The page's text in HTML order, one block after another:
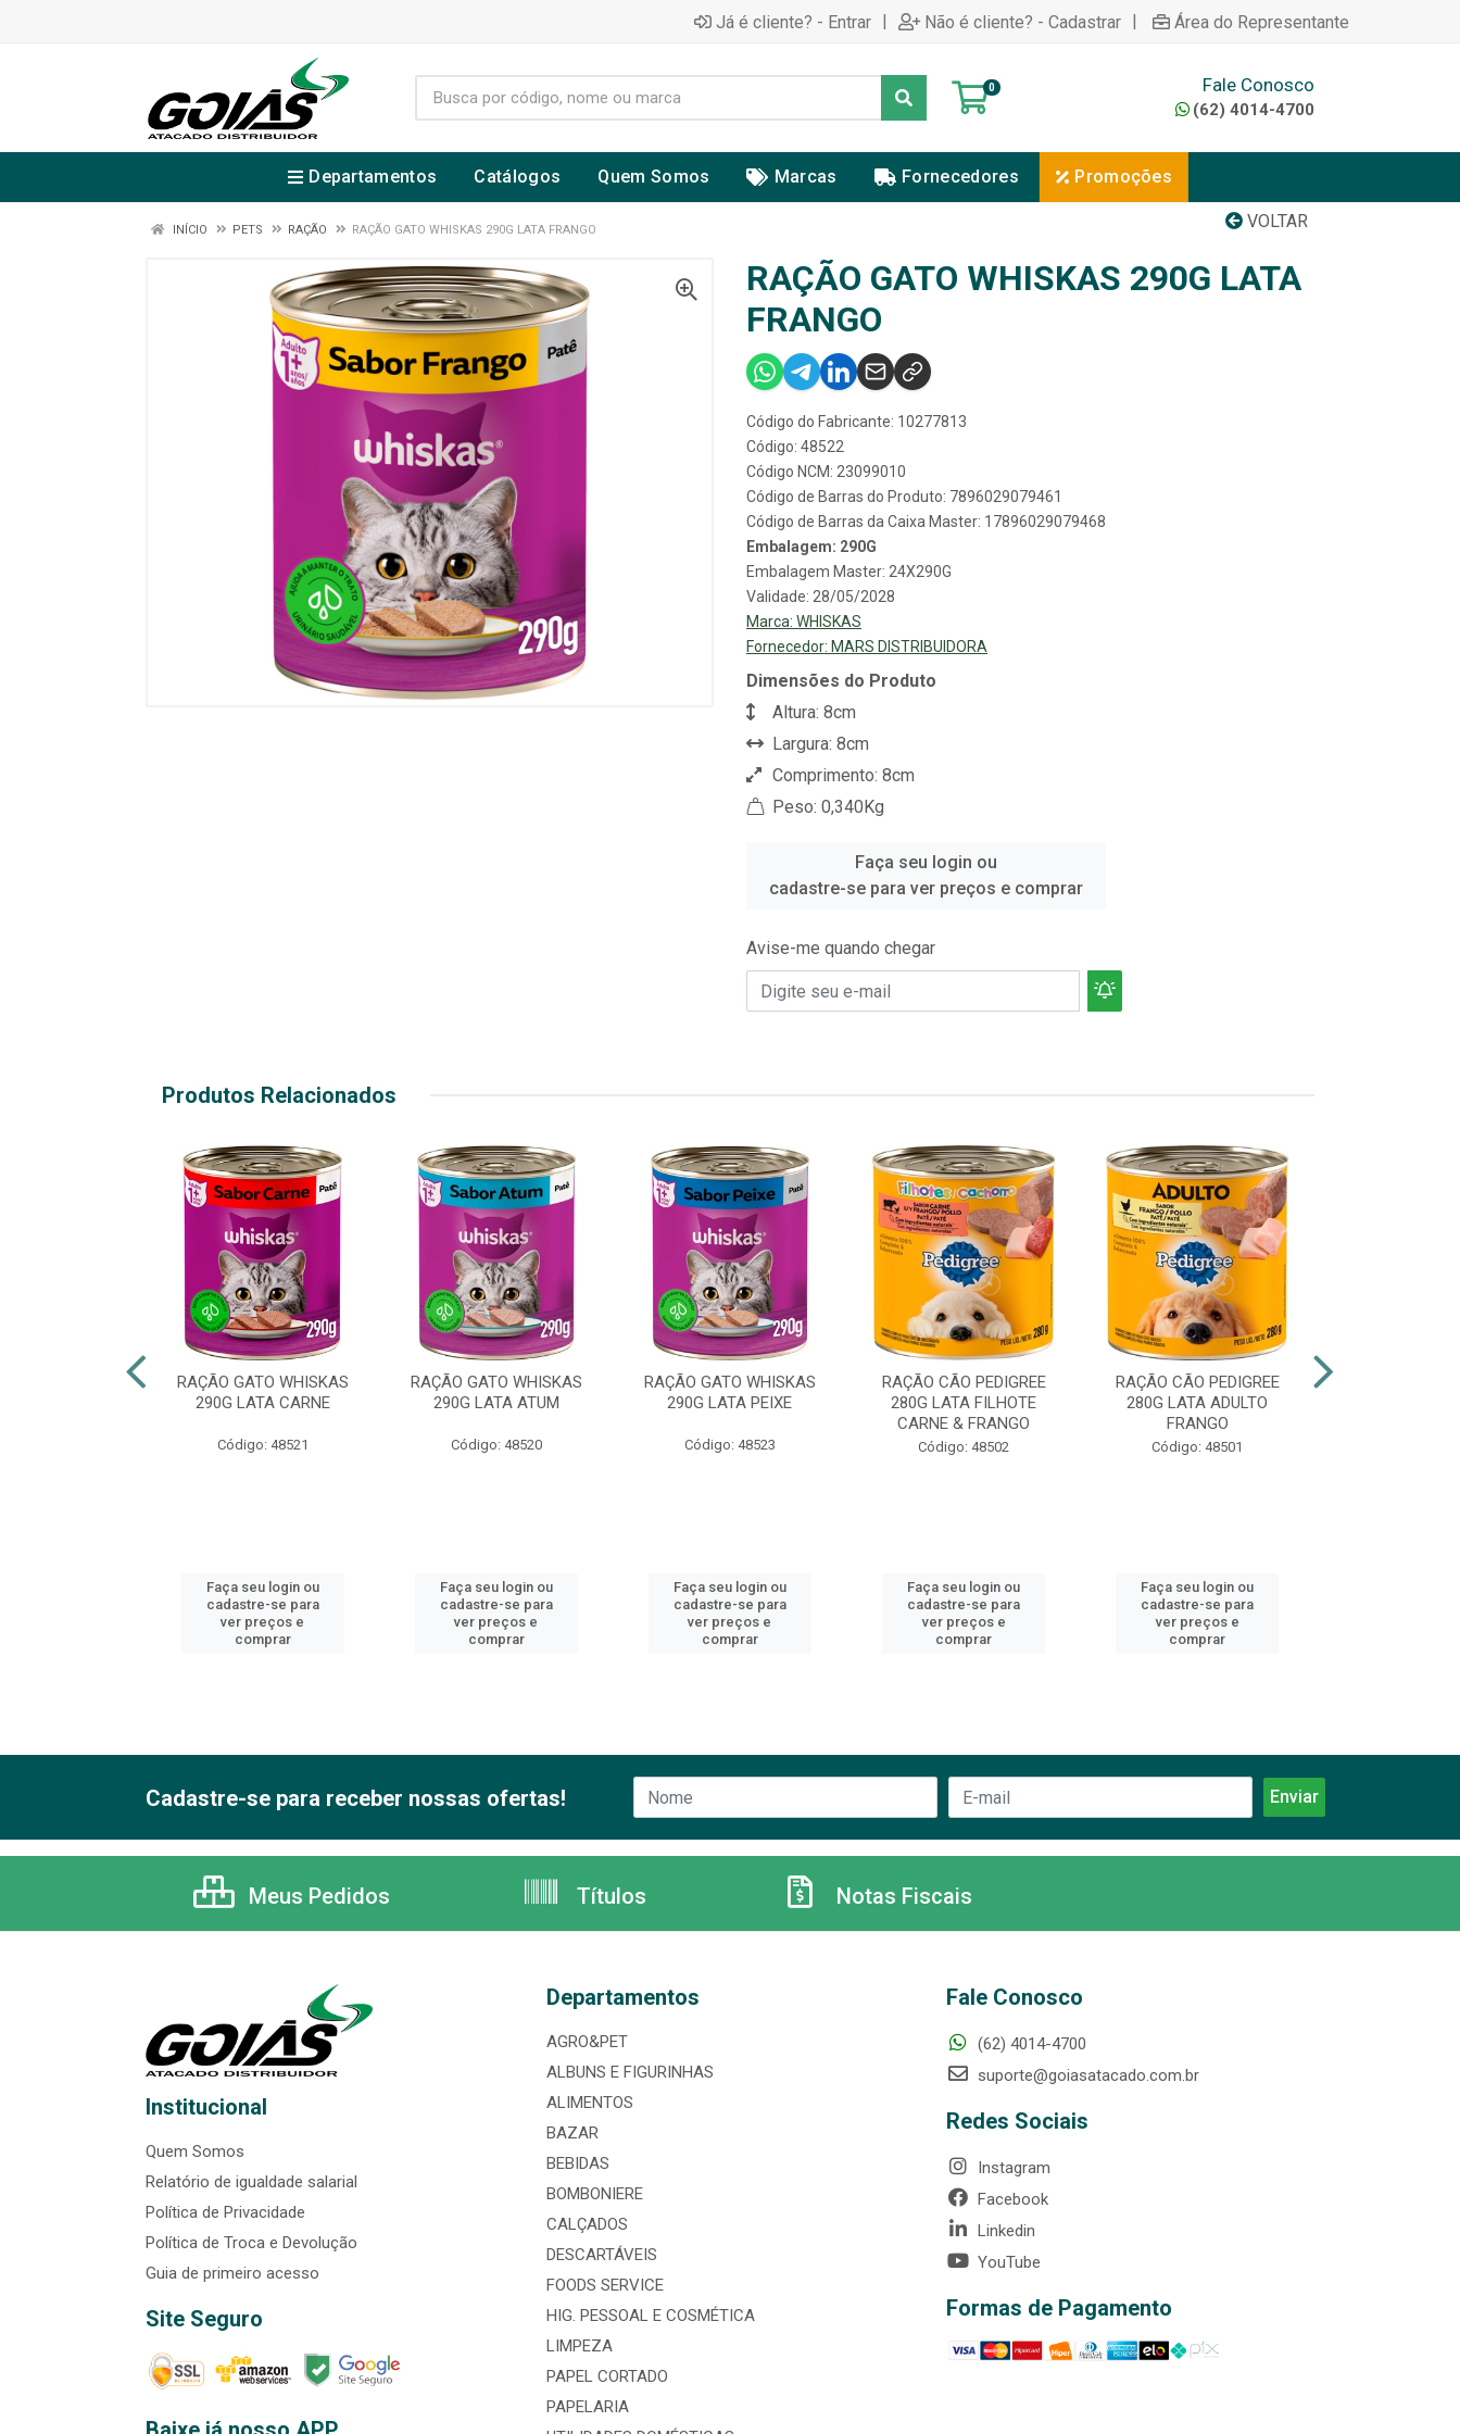
Já é cliente? - Entrar | Não é cliente? - Cadastrar | Área do Representante
0 Fale Conosco
(62) 4014-4700
Departamentos Catálogos Quem Somos Marcas Fornecedores Promoções
VOLTAR
INÍCIO PETS RAÇÃO RAÇÃO GATO WHISKAS 290G LATA FRANGO
RAÇÃO GATO WHISKAS 290G LATA
FRANGO
Código do Fabricante: 10277813
Código: 48522
Código NCM: 23099010
Código de Barras do Produto: 7896029079461
Código de Barras da Caixa Master: 17896029079468
Embalagem: 290G
Embalagem Master: 24X290G
Validade: 28/05/2028
Marca: WHISKAS
Fornecedor: MARS DISTRIBUIDORA
Dimensões do Produto
Altura: 8cm
Largura: 8cm
Comprimento: 8cm
Peso: 0,340Kg
Faça seu login ou
cadastre-se para ver preços e comprar
Avise-me quando chegar
Produtos Relacionados
RAÇÃO GATO WHISKAS
290G LATA CARNE
Código: 48521
Faça seu login ou
cadastre-se para
ver preços e
comprar
RAÇÃO GATO WHISKAS
290G LATA ATUM
Código: 48520
Faça seu login ou
cadastre-se para
ver preços e
comprar
RAÇÃO GATO WHISKAS
290G LATA PEIXE
Código: 48523
Faça seu login ou
cadastre-se para
ver preços e
comprar
RAÇÃO CÃO PEDIGREE
280G LATA FILHOTE
CARNE & FRANGO
Código: 48502
Faça seu login ou
cadastre-se para
ver preços e
comprar
RAÇÃO CÃO PEDIGREE
280G LATA ADULTO
FRANGO
Código: 48501
Faça seu login ou
cadastre-se para
ver preços e
comprar
Cadastre-se para receber nossas ofertas!
Meus Pedidos Títulos Notas Fiscais
Institucional
Quem Somos
Relatório de igualdade salarial
Política de Privacidade
Política de Troca e Devolução
Guia de primeiro acesso
Site Seguro
Departamentos
AGRO&PET
ALBUNS E FIGURINHAS
ALIMENTOS
BAZAR
BEBIDAS
BOMBONIERE
CALÇADOS
DESCARTÁVEIS
FOODS SERVICE
HIG. PESSOAL E COSMÉTICA
LIMPEZA
PAPEL CORTADO
PAPELARIA
Fale Conosco
(62) 4014-4700
suporte@goiasatacado.com.br
Redes Sociais
Instagram
Facebook
Linkedin
YouTube
Formas de Pagamento